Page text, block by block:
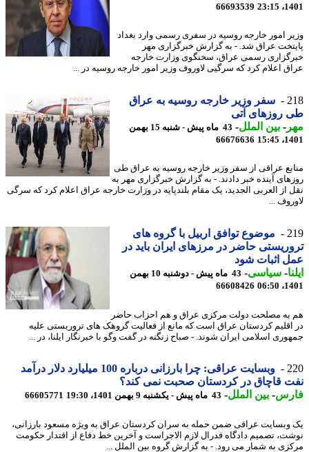
66693539
امور خارجه روسیه در سفری رسمی وارد بغداد
عراق شد. - به گزارش خبرگزاری مهر
رسمی عراق، سخنگوی وزارت خارجه
اعلام کرد که سرگیی لاوروف وزیر امور خارجه روسیه در ...
سفر وزیر خارجه روسیه به عراق
روزهای آتی
-بین الملل-
43 ماه پیش - شنبه 15 بهمن
66676636
عراقی از سفر وزیر خارجه روسیه به عراق طی
آینده خبر دادند. - به گزارش خبرگزاری مهر به
از العربی الجدید، یک مقام بلندپایه در وزارت خارجه عراق اعلام کرد که سرگی
...
موضوع توافق اربیل با گروه های
حاضر در مرزهای ایران باید در
اثبات شود
-سیاسی-
43 ماه پیش - دوشنبه 10 بهمن
66608426
مصلحت دولت مرکزی عراق و هم احزاب حاضر
کردستان عراق است که مانع از فعالیت گروهک های تروریستی علیه
اسلامی ایران شوند. - صباح زنگنه در گفت وگو با خبرنگار ایلنا، در ...
وبسایت عراقی: چرا بارزانی درباره 100 میلیارد دلار درآمد
قاچاق در کردستان صحبت نمی کند؟
-بین الملل-43 ماه پیش - یکشنبه 9 بهمن 1401، 19:30 66605771
عراقی ضمن حمله به سران کردستان عراق به ویژه مسعود بارزانی،
تصمیم دادگاه فدرال لازم الاجراست و آخرین خط دفاع از اقتدار حکومت
به شمار می رود. - به گزارش گروه بین الملل ...